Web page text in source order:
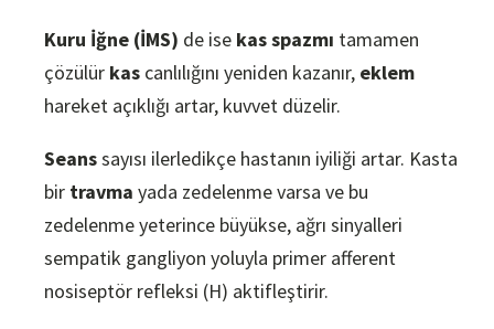
Kuru İğne (İMS) de ise kas spazmı tamamen
çözülür kas canlılığını yeniden kazanır, eklem
hareket açıklığı artar, kuvvet düzelir.
Seanssayısı ilerledikçe hastanın iyiliği artar. Kasta
bir travma yada zedelenme varsa ve bu
zedelenme yeterince büyükse, ağrı sinyalleri
sempatik gangliyon yoluyla primer afferent
nosiseptör refleksi (H) aktifleştirir.